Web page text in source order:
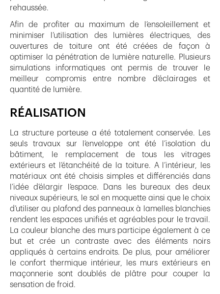
rehaussée.
Afin de profiter au maximum de l’ensoleillement et
minimiser l’utilisation des lumières électriques, des
ouvertures de toiture ont été créées de façon à
optimiser la pénétration de lumière naturelle. Plusieurs
simulations informatiques ont permis de trouver le
meilleur compromis entre nombre d’éclairages et
quantité de lumière.
RÉALISATION
La structure porteuse a été totalement conservée. Les
seuls travaux sur l’enveloppe ont été l’isolation du
bâtiment, le remplacement de tous les vitrages
extérieurs et l’étanchéité de la toiture. A l’intérieur, les
matériaux ont été choisis simples et différenciés dans
l’idée d’élargir l’espace. Dans les bureaux des deux
niveaux supérieurs, le sol en moquette ainsi que le choix
d’utiliser au plafond des panneaux à lamelles blanchies
rendent les espaces unifiés et agréables pour le travail.
La couleur blanche des murs participe également à ce
but et crée un contraste avec des éléments noirs
appliqués à certains endroits. De plus, pour améliorer
le confort thermique intérieur, les murs extérieurs en
maçonnerie sont doublés de plâtre pour couper la
sensation de froid.